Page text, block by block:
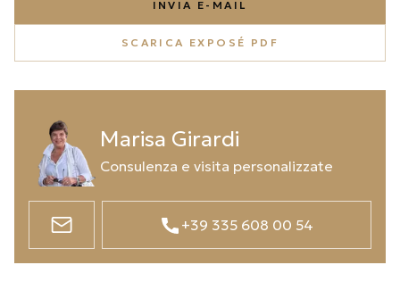
INVIA E-MAIL
SCARICA EXPOSÉ PDF
Marisa Girardi
Consulenza e visita personalizzate
+39 335 608 00 54